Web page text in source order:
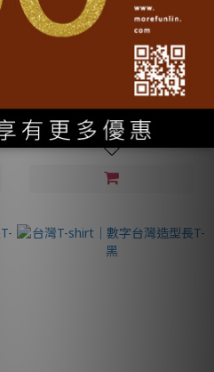
台灣T-shirt│數字台灣造型長T-
NT$1,080